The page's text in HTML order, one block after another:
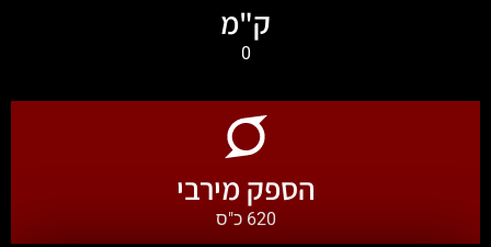
ק"מ
0
הספק מירבי
620 כ"ס